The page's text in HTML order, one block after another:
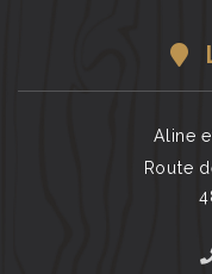
Aline
Route